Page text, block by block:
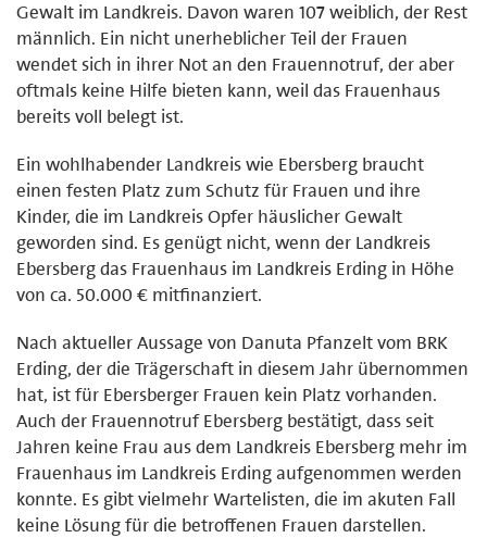
Gewalt im Landkreis. Davon waren 107 weiblich, der Rest
männlich. Ein nicht unerheblicher Teil der Frauen
wendet sich in ihrer Not an den Frauennotruf, der aber
oftmals keine Hilfe bieten kann, weil das Frauenhaus
bereits voll belegt ist.
Ein wohlhabender Landkreis wie Ebersberg braucht
einen festen Platz zum Schutz für Frauen und ihre
Kinder, die im Landkreis Opfer häuslicher Gewalt
geworden sind. Es genügt nicht, wenn der Landkreis
Ebersberg das Frauenhaus im Landkreis Erding in Höhe
von ca. 50.000 € mitfinanziert.
Nach aktueller Aussage von Danuta Pfanzelt vom BRK
Erding, der die Trägerschaft in diesem Jahr übernommen
hat, ist für Ebersberger Frauen kein Platz vorhanden.
Auch der Frauennotruf Ebersberg bestätigt, dass seit
Jahren keine Frau aus dem Landkreis Ebersberg mehr im
Frauenhaus im Landkreis Erding aufgenommen werden
konnte. Es gibt vielmehr Wartelisten, die im akuten Fall
keine Lösung für die betroffenen Frauen darstellen.